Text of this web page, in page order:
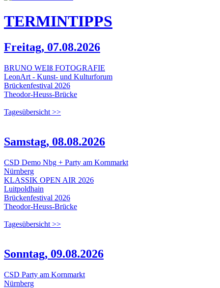
TERMINTIPPS
Freitag, 07.08.2026
BRUNO WEIß FOTOGRAFIE
LeonArt - Kunst- und Kulturforum
Brückenfestival 2026
Theodor-Heuss-Brücke
Tagesübersicht >>
Samstag, 08.08.2026
CSD Demo Nbg + Party am Kornmarkt
Nürnberg
KLASSIK OPEN AIR 2026
Luitpoldhain
Brückenfestival 2026
Theodor-Heuss-Brücke
Tagesübersicht >>
Sonntag, 09.08.2026
CSD Party am Kornmarkt
Nürnberg